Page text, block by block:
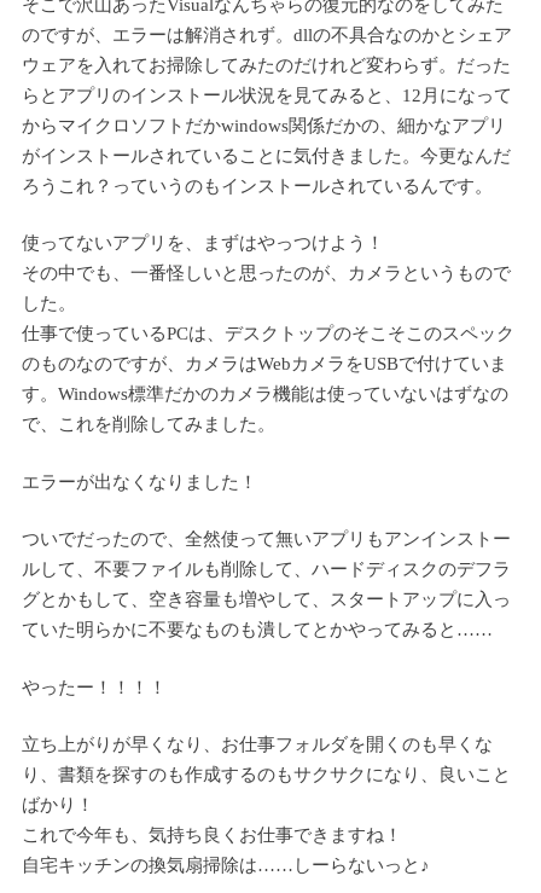
そこで沢山あったVisualなんちゃらの復元的なのをしてみた
のですが、エラーは解消されず。dllの不具合なのかとシェア
ウェアを入れてお掃除してみたのだけれど変わらず。だった
らとアプリのインストール状況を見てみると、12月になって
からマイクロソフトだかwindows関係だかの、細かなアプリ
がインストールされていることに気付きました。今更なんだ
ろうこれ？っていうのもインストールされているんです。
使ってないアプリを、まずはやっつけよう！
その中でも、一番怪しいと思ったのが、カメラというもので
した。
仕事で使っているPCは、デスクトップのそこそこのスペック
のものなのですが、カメラはWebカメラをUSBで付けていま
す。Windows標準だかのカメラ機能は使っていないはずなの
で、これを削除してみました。
エラーが出なくなりました！
ついでだったので、全然使って無いアプリもアンインストー
ルして、不要ファイルも削除して、ハードディスクのデフラ
グとかもして、空き容量も増やして、スタートアップに入っ
ていた明らかに不要なものも潰してとかやってみると……
やったー！！！！
立ち上がりが早くなり、お仕事フォルダを開くのも早くな
り、書類を探すのも作成するのもサクサクになり、良いこと
ばかり！
これで今年も、気持ち良くお仕事できますね！
自宅キッチンの換気扇掃除は……しーらないっと♪